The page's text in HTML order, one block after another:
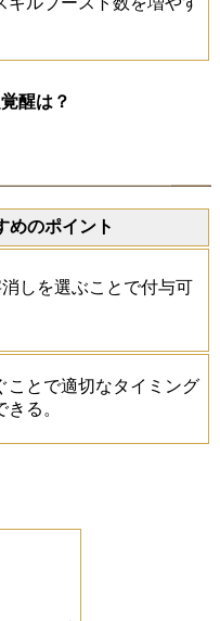
醒は？
めのポイント
しを選ぶことで付与可
ことで適切なタイミング
る。